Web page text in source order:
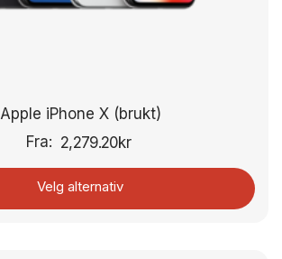
Apple iPhone X (brukt)
Fra: 2,279.20kr
Velg alternativ